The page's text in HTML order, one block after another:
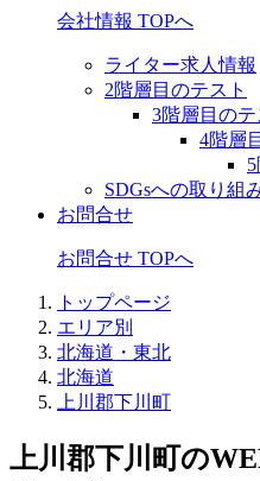
会社情報 TOPへ
ライター求人情報
2階層目のテスト
3階層目のテ
4階層
SDGsへの取り組
お問合せ
お問合せ TOPへ
トップページ
エリア別
北海道・東北
北海道
上川郡下川町
上川郡下川町の